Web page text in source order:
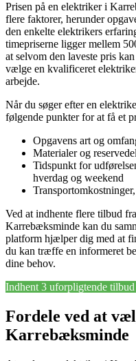
Prisen på en elektriker i
flere faktorer, herunder
den enkelte elektrikers
timepriserne ligger mellem
at selvom den laveste pris
vælge en kvalificeret
arbejde.
Når du søger efter en
følgende punkter for at få et
Opgavens art og
Materialer og
Tidspunkt for
hverdag og weekend
Ved at indhente flere tilbud
Karrebæksminde kan du
platform hjælper dig med at
du kan træffe en informeret
dine behov.
Indhent 3 uforpligtende
Fordele ved at
Karrebæksminde